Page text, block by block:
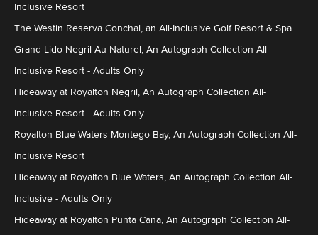
Inclusive Resort
The Westin Reserva Conchal, an All-Inclusive Golf Resort & Spa
Grand Lido Negril Au-Naturel, An Autograph Collection All-
Inclusive Resort - Adults Only
Hideaway at Royalton Negril, An Autograph Collection All-
Inclusive Resort - Adults Only
Royalton Blue Waters Montego Bay, An Autograph Collection All-
Inclusive Resort
Hideaway at Royalton Blue Waters, An Autograph Collection All-
Inclusive - Adults Only
Hideaway at Royalton Punta Cana, An Autograph Collection All-